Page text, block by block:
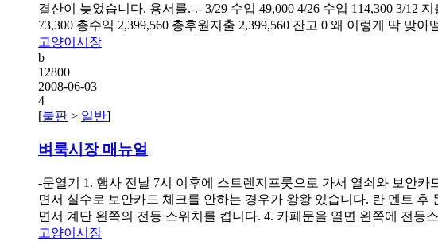
결산이 늦었습니다. 용서를.-.- 3/29 수입 49,000 4/26 수입 114,300 3/12
73,300 총수익 2,399,560 총후원지출 2,399,560 잔고 0 왜 이렇게 딱 맞
고양이시장
b
12800
2008-06-03
4
[불판 > 일반]
벼룩시장매뉴얼
-문열기 1. 행사 전날 7시 이후에 스트렌지프룻으로 가서 열쇠와 보안
면서 실수로 보안카드 체크를 안하는 경우가 왕왕 있습니다. 란 멘트
면서 계단 왼쪽의 전등 스위치를 켭니다. 4. 카페문을 열면 왼쪽에 전
고양이시장